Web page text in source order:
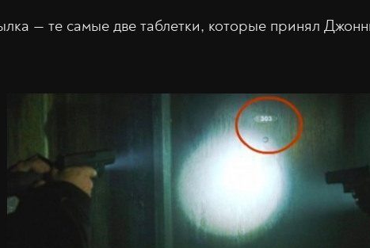
— те самые две таблетки, которые принял